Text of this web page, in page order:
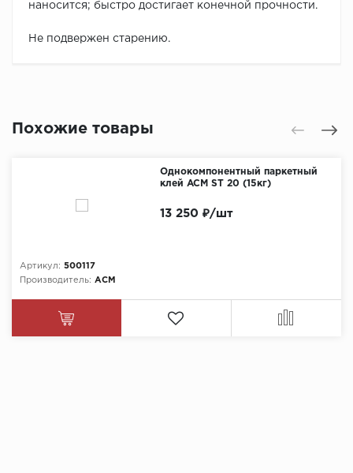
наносится; быстро достигает конечной прочности.
Не подвержен старению.
Похожие товары
Однокомпонентный паркетный
клей ACM ST 20 (15кг)
Артикул: 500117
Производитель: ACM
13 250 ₽/шт